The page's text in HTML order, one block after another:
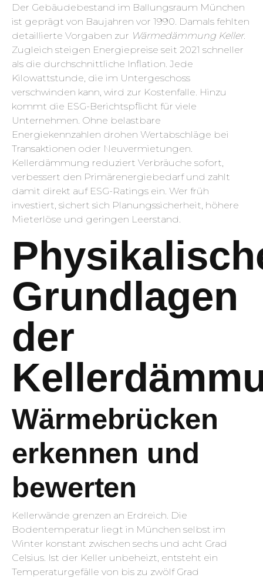
Der Gebäudebestand im Ballungsraum München
ist geprägt von Baujahren vor 1990. Damals fehlten
detaillierte Vorgaben zur Wärmedämmung Keller.
Zugleich steigen Energiepreise seit 2021 schneller
als die durchschnittliche Inflation. Jede
Kilowattstunde, die im Untergeschoss
verschwinden kann, wird zur Kostenfalle. Hinzu
kommt die ESG-Berichtspflicht für viele
Unternehmen. Ohne belastbare
Energiekennzahlen drohen Wertabschläge bei
Transaktionen oder Neuvermietungen.
Kellerdämmung reduziert Verbräuche sofort,
verbessert den Primärenergiebedarf und zahlt
damit direkt auf ESG-Ratings ein. Wer früh
investiert, sichert sich Planungssicherheit, höhere
Mieterlöse und geringen Leerstand.
Grundlagen
der
Wärmebrücken
erkennen und
bewerten
Kellerwände grenzen an Erdreich. Die
Bodentemperatur liegt in München selbst im
Winter konstant zwischen sechs und acht Grad
Celsius. Ist der Keller unbeheizt, entsteht ein
Temperaturgefälle von bis zu zwölf Grad